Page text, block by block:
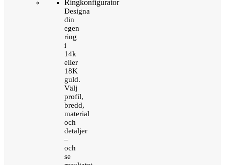
Ringkonfigurator
Designa
din
egen
ring
i
14k
eller
18K
guld.
Välj
profil,
bredd,
material
och
detaljer
–
och
se